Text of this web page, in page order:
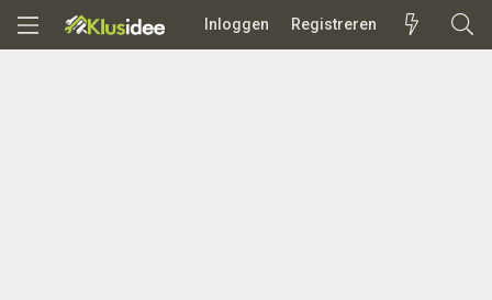
Inloggen Registreren